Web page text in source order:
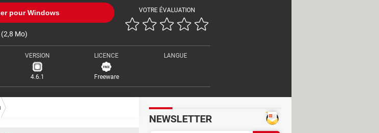
pour Windows
(2,8 Mo)
VOTRE ÉVALUATION
VERSION
4.6.1
LICENCE
Freeware
LANGUE
NEWSLETTER